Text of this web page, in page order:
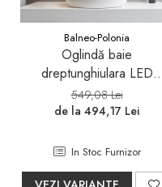
Balneo-Polonia
Oglindă baie
dreptunghiulara LED
Balneo Cosmo 50x70 cm,
iluminare modernă
549,08 Lei
de la 494,17 Lei
In Stoc Furnizor